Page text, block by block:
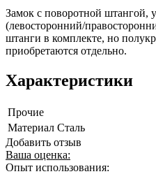
Замок с поворотной штангой,
(левосторонний/
штанги в комплекте, но
приобретаются отдельно.
Характеристики
Прочие
Материал Сталь
Добавить отзыв
Ваша оценка:
Опыт использования: